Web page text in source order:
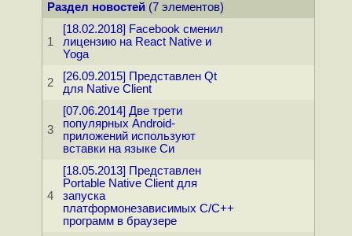
Раздел новостей(7 элементов)
1
[18.02.2018] Facebook сменил
лицензию на React Native и
Yoga
2
[26.09.2015] Представлен Qt
для Native Client
3
[07.06.2014] Две трети
популярных Android-
приложений используют
вставки на языке Си
4
[18.05.2013] Представлен
Portable Native Client для
запуска
платформонезависимых C/C++
программ в браузере